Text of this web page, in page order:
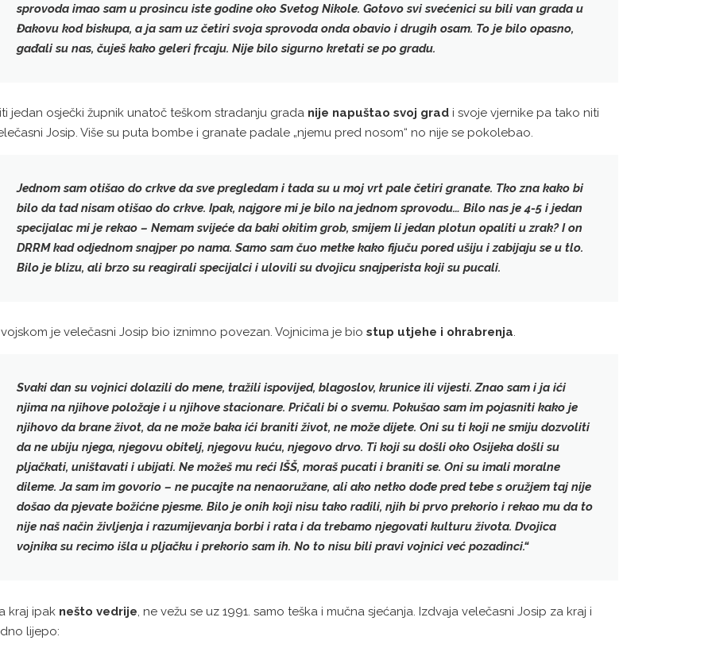
sprovoda imao sam u prosincu iste godine oko Svetog Nikole. Gotovo svi svećenici su bili van grada u
Đakovu kod biskupa, a ja sam uz četiri svoja sprovoda onda obavio i drugih osam. To je bilo opasno,
gađali su nas, čuješ kako geleri frcaju. Nije bilo sigurno kretati se po gradu.
jedan osječki župnik unatoč teškom stradanju grada nije napuštao svoj grad i svoje vjernike pa tako niti
Josip. Više su puta bombe i granate padale „njemu pred nosom“ no nije se pokolebao.
Jednom sam otišao do crkve da sve pregledam i tada su u moj vrt pale četiri granate. Tko zna kako bi
bilo da tad nisam otišao do crkve. Ipak, najgore mi je bilo na jednom sprovodu… Bilo nas je 4-5 i jedan
specijalac mi je rekao – Nemam svijeće da baki okitim grob, smijem li jedan plotun opaliti u zrak? I on
DRRM kadodjednom snajper po nama. Samo sam čuo metke kako fijuču pored ušiju i zabijaju se u tlo.
Bilo je blizu, ali brzo su reagirali specijalci i ulovili su dvojicu snajperista koji su pucali.
je velečasni Josip bio iznimno povezan. Vojnicima je bio stup utjehe i ohrabrenja.
Svaki dan su vojnici dolazili do mene, tražili ispovijed, blagoslov, krunice ili vijesti. Znao sam i ja ići
njima na njihove položaje i u njihove stacionare. Pričali bi o svemu. Pokušao sam im pojasniti kako je
njihovo da brane život, da ne može baka ići braniti život, ne može dijete. Oni su ti koji ne smiju dozvoliti
da ne ubiju njega, njegovu obitelj, njegovu kuću, njegovo drvo. Ti koji su došli oko Osijeka došli su
pljačkati, uništavati i ubijati. Ne možeš mu reći IŠŠ, moraš pucati i braniti se. Oni su imali moralne
dileme. Ja sam im govorio – ne pucajte na nenaoružane, ali ako netko dođe pred tebe s oružjem taj nije
došao da pjevate božićne pjesme. Bilo je onih koji nisu tako radili, njih bi prvo prekorio i rekao mu da to
nije naš način življenja i razumijevanja borbi i rata i da trebamo njegovati kulturu života. Dvojica
vojnika su recimo išla u pljačku i prekorio sam ih. No to nisu bili pravi vojnici već pozadinci.“
kraj ipak nešto vedrije, ne vežu se uz 1991. samo teška i mučna sjećanja. Izdvaja velečasni Josip za kraj i
lijepo: